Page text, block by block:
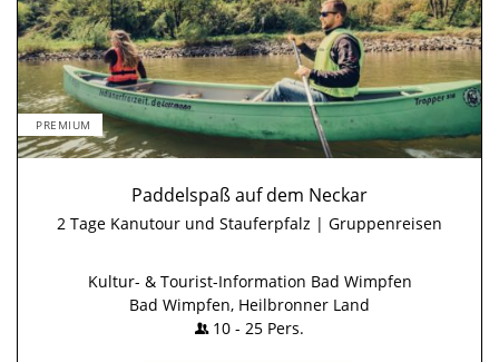
PREMIUM
Paddelspaß auf dem Neckar
2 Tage Kanutour und Stauferpfalz | Gruppenreisen
Kultur- & Tourist-Information Bad Wimpfen
Bad Wimpfen, Heilbronner Land
10 - 25 Pers.